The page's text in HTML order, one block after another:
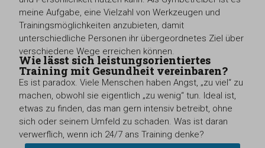
meine Aufgabe, eine Vielzahl von Werkzeugen und
Trainingsmöglichkeiten anzubieten, damit
unterschiedliche Personen ihr übergeordnetes Ziel über
verschiedene Wege erreichen können.
Wie lässt sich leistungsorientiertes
Training mit Gesundheit vereinbaren?
Es ist paradox. Viele Menschen haben Angst, „zu viel“ zu
machen, obwohl sie eigentlich „zu wenig“ tun. Ideal ist,
etwas zu finden, das man gern intensiv betreibt, ohne
sich oder seinem Umfeld zu schaden. Was ist daran
verwerflich, wenn ich 24/7 ans Training denke?